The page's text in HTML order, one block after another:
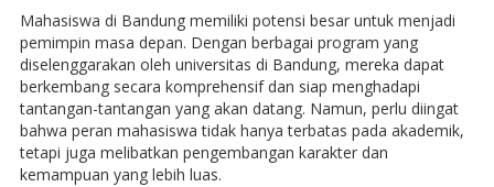
Mahasiswa di Bandung memiliki potensi besar untuk menjadi
pemimpin masa depan. Dengan berbagai program yang
diselenggarakan oleh universitas di Bandung, mereka dapat
berkembang secara komprehensif dan siap menghadapi
tantangan-tantangan yang akan datang. Namun, perlu diingat
bahwa peran mahasiswa tidak hanya terbatas pada akademik,
tetapi juga melibatkan pengembangan karakter dan
kemampuan yang lebih luas.